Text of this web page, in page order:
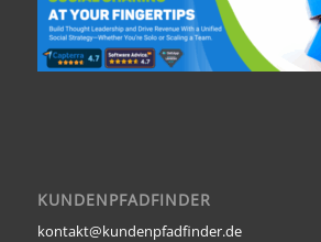
KUNDENPFADFINDER
kontakt@kundenpfadfinder.de